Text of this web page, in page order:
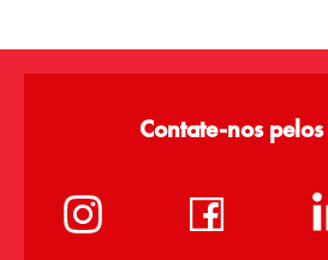
Contate-nos